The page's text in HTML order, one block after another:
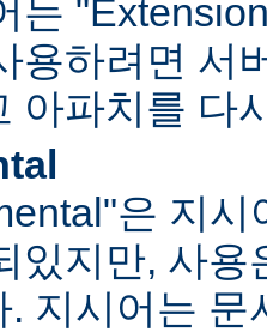
는
용하려면 서
아파치를 다
은 지시
있지만, 사용
. 지시어는